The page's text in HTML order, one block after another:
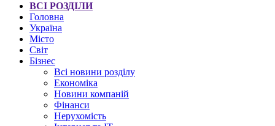
ВСІ РОЗДІЛИ
Головна
Україна
Місто
Світ
Бізнес
Всі новини розділу
Економіка
Новини компаній
Фінанси
Нерухомість